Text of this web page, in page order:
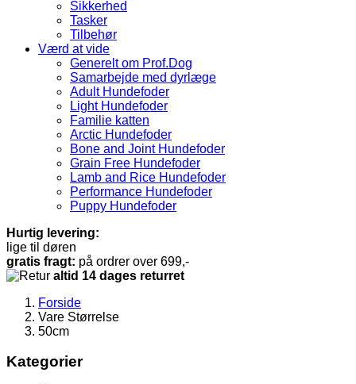
Sikkerhed
Tasker
Tilbehør
Værd at vide
Generelt om Prof.Dog
Samarbejde med dyrlæge
Adult Hundefoder
Light Hundefoder
Familie katten
Arctic Hundefoder
Bone and Joint Hundefoder
Grain Free Hundefoder
Lamb and Rice Hundefoder
Performance Hundefoder
Puppy Hundefoder
Hurtig levering:
lige til døren
gratis fragt: på ordrer over 699,-
altid 14 dages returret
Forside
Vare Størrelse
50cm
Kategorier